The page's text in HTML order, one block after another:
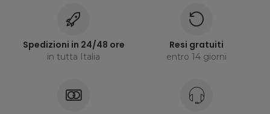
Spedizioni in 24/48 ore
in tutta Italia
Resi gratuiti
entro 14 giorni